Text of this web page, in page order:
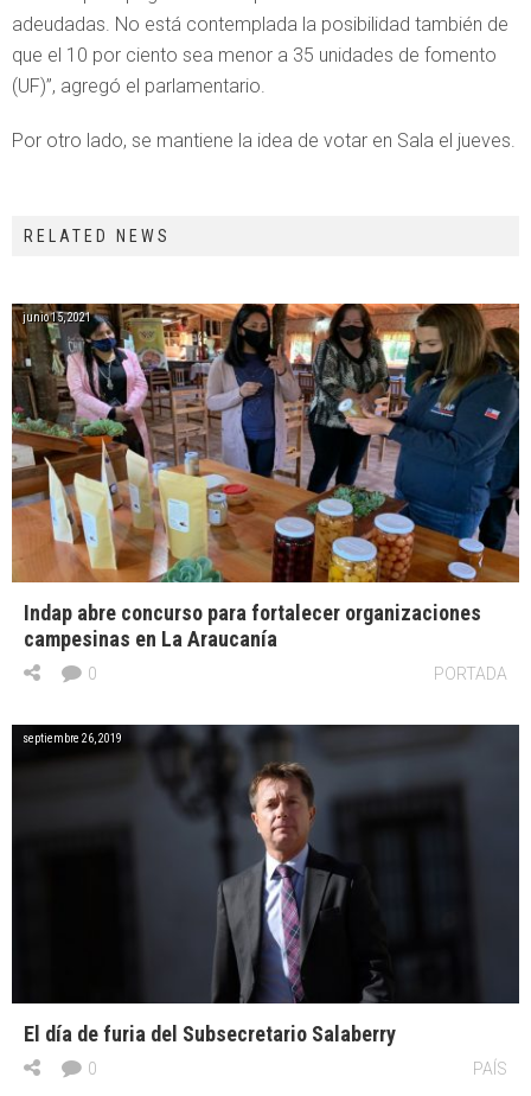
adeudadas. No está contemplada la posibilidad también de
que el 10 por ciento sea menor a 35 unidades de fomento
(UF)”, agregó el parlamentario.
Por otro lado, se mantiene la idea de votar en Sala el jueves.
RELATED NEWS
junio 15, 2021
Indap abre concurso para fortalecer organizaciones
campesinas en La Araucanía
PORTADA
0
septiembre 26, 2019
El día de furia del Subsecretario Salaberry
PAÍS
0